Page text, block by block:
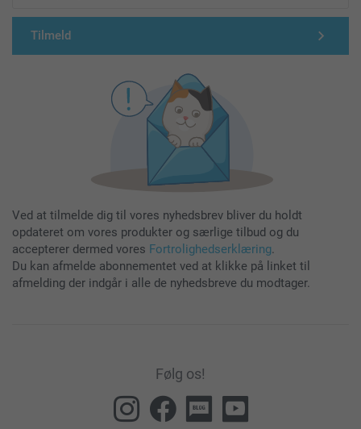
Tilmeld
Ved at tilmelde dig til vores nyhedsbrev bliver du holdt
opdateret om vores produkter og særlige tilbud og du
accepterer dermed vores Fortrolighedserklæring.
Du kan afmelde abonnementet ved at klikke på linket til
afmelding der indgår i alle de nyhedsbreve du modtager.
Følg os!